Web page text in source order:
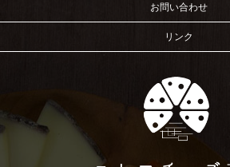
お問い合わせ
リンク